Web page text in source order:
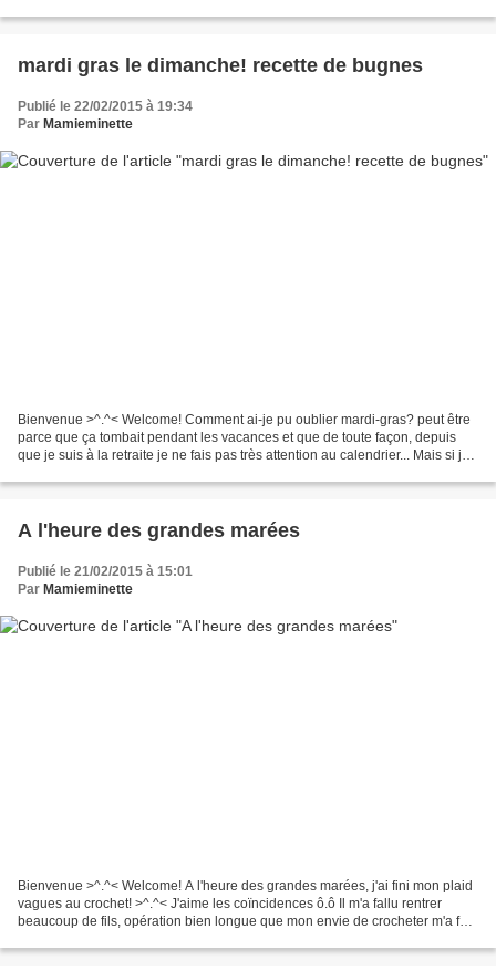
mardi gras le dimanche! recette de bugnes
Publié le 22/02/2015 à 19:34
Par Mamieminette
Bienvenue >^.^< Welcome! Comment ai-je pu oublier mardi-gras? peut être
parce que ça tombait pendant les vacances et que de toute façon, depuis
que je suis à la retraite je ne fais pas très attention au calendrier... Mais si je
A l'heure des grandes marées
Publié le 21/02/2015 à 15:01
Par Mamieminette
Bienvenue >^.^< Welcome! A l'heure des grandes marées, j'ai fini mon plaid
vagues au crochet! >^.^< J'aime les coïncidences ô.ô Il m'a fallu rentrer
beaucoup de fils, opération bien longue que mon envie de crocheter m'a fait